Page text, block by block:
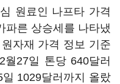
원료인 나프타 가격
파른 상승세를 나타냈
자재 가격 정보 기준
27일 톤당 640달러
1029달러까지 올랐